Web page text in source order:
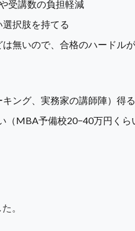
受講数の負担軽減
択肢を持てる
無いので、合格のハードル
ング、実務家の講師陣）得
MBA予備校20−40万円くら
。